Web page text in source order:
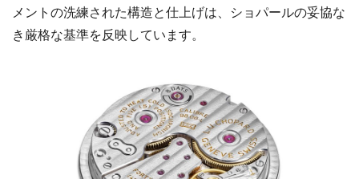
メントの洗練された構造と仕上げは、ショパールの妥協な
き厳格な基準を反映しています。